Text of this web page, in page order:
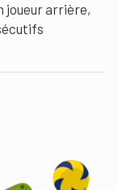
joueur arrière,